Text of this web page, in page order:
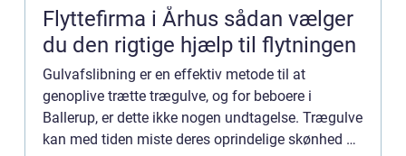
Flyttefirma i Århus sådan vælger
du den rigtige hjælp til flytningen
Gulvafslibning er en effektiv metode til at
genoplive trætte trægulve, og for beboere i
Ballerup, er dette ikke nogen undtagelse. Trægulve
kan med tiden miste deres oprindelige skønhed på